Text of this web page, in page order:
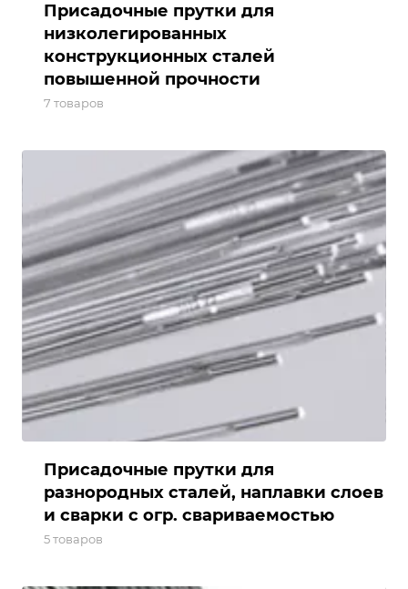
Присадочные прутки для
низколегированных
конструкционных сталей
повышенной прочности
7 товаров
Присадочные прутки для
разнородных сталей, наплавки слоев
и сварки с огр. свариваемостью
5 товаров